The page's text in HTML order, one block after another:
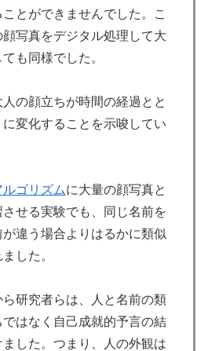
とができませんでした。こ
写真をデジタル処理して大
も同様でした。
の顔立ちが時間の経過とと
変化することを示唆してい
ルゴリズムに大量の顔写真と
せる実験でも、同じ名前を
違う場合よりはるかに類似
した。
研究者らは、人と名前の類
はなく自己成就的予言の結
した。つまり、人の外観は